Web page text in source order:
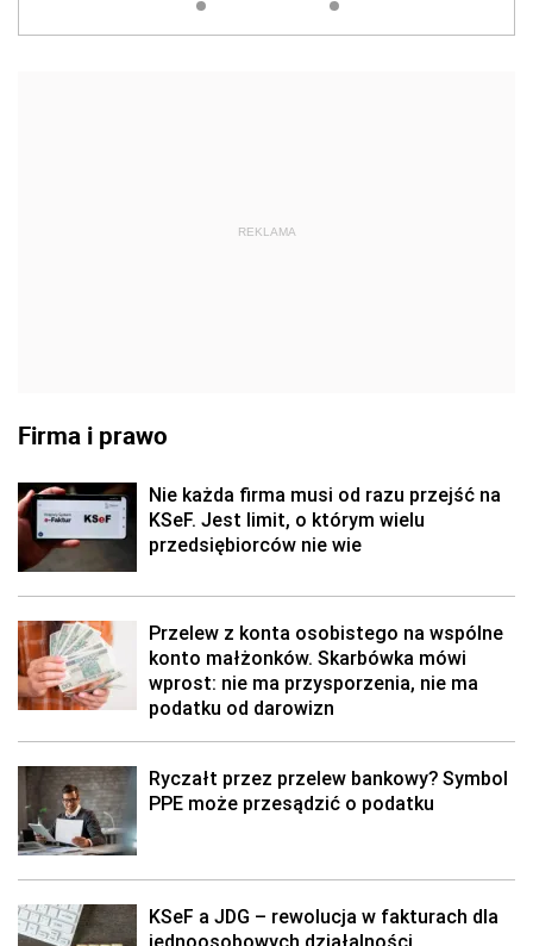
REKLAMA
Firma i prawo
Nie każda firma musi od razu przejść na
KSeF. Jest limit, o którym wielu
przedsiębiorców nie wie
Przelew z konta osobistego na wspólne
konto małżonków. Skarbówka mówi
wprost: nie ma przysporzenia, nie ma
podatku od darowizn
Ryczałt przez przelew bankowy? Symbol
PPE może przesądzić o podatku
KSeF a JDG – rewolucja w fakturach dla